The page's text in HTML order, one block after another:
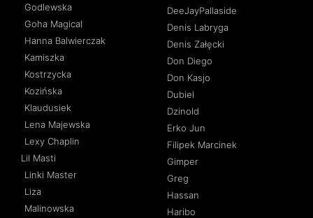
Godlewska
Goha Magical
Hanna Balwierczak
Kamiszka
Kostrzycka
Kozińska
Klaudusiek
Lena Majewska
Lexy Chaplin
Lil Masti
Linki Master
Liza
Malinowska
DeeJayPallaside
Denis Labryga
Denis Załęcki
Don Diego
Don Kasjo
Dubiel
Dzinold
Erko Jun
Filipek Marcinek
Gimper
Greg
Hassan
Haribo